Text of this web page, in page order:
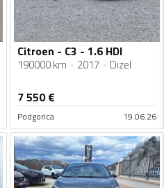
Citroen - C3 - 1.6 HDI
190000 km 2017 Dizel
7 550€
Podgorica 19.06.26